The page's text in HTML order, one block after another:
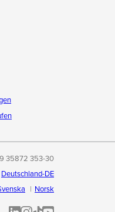
35872 353-30
Deutschland-DE
Norsk